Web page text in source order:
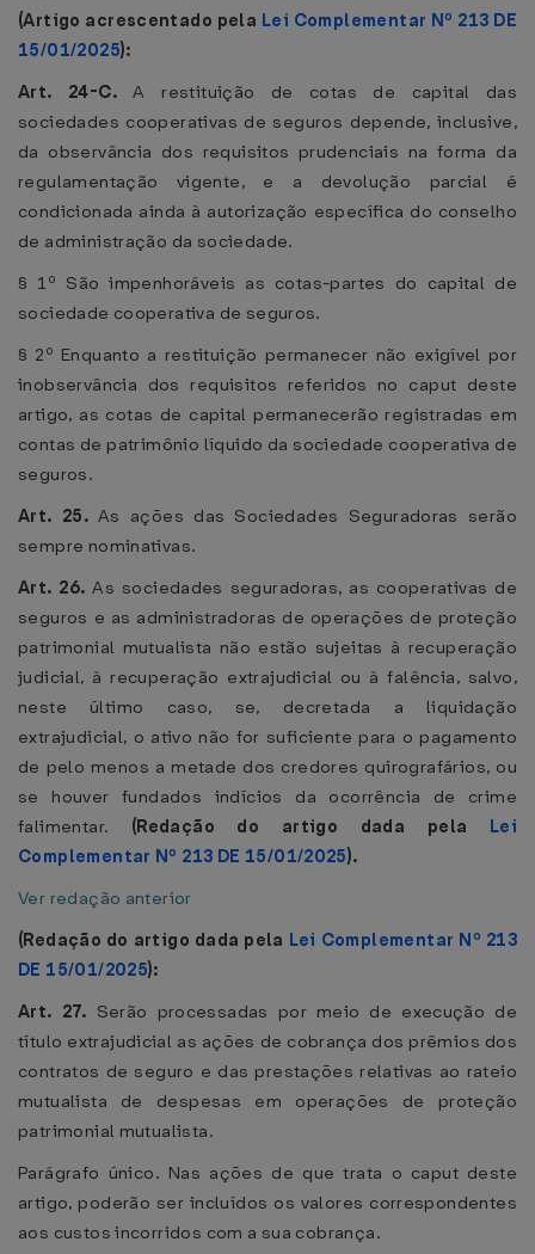
(Artigo acrescentado pela Lei Complementar Nº 213 DE
15/01/2025):
Art. 24-C.A restituição de cotas de capital das
sociedades cooperativas de seguros depende, inclusive,
da observância dos requisitos prudenciais na forma da
regulamentação vigente, e a devolução parcial é
condicionada ainda à autorização específica do conselho
de administração da sociedade.
§ 1º São impenhoráveis as cotas-partes do capital de
sociedade cooperativa de seguros.
§ 2º Enquanto a restituição permanecer não exigível por
inobservância dos requisitos referidos no caput deste
artigo, as cotas de capital permanecerão registradas em
contas de patrimônio líquido da sociedade cooperativa de
seguros.
Art. 25.As ações das Sociedades Seguradoras serão
sempre nominativas.
Art. 26.As sociedades seguradoras, as cooperativas de
seguros e as administradoras de operações de proteção
patrimonial mutualista não estão sujeitas à recuperação
judicial, à recuperação extrajudicial ou à falência, salvo,
neste último caso, se, decretada a liquidação
extrajudicial, o ativo não for suficiente para o pagamento
de pelo menos a metade dos credores quirografários, ou
se houver fundados indícios da ocorrência de crime
falimentar. (Redação do artigo dada pela Lei
Complementar Nº 213 DE 15/01/2025).
Ver redação anterior
(Redação do artigo dada pela Lei Complementar Nº 213
DE 15/01/2025):
Art. 27. Serão processadas por meio de execução de
título extrajudicial as ações de cobrança dos prêmios dos
contratos de seguro e das prestações relativas ao rateio
mutualista de despesas em operações de proteção
patrimonial mutualista.
Parágrafo único. Nas ações de que trata o caput deste
artigo, poderão ser incluídos os valores correspondentes
aos custos incorridos com a sua cobrança.